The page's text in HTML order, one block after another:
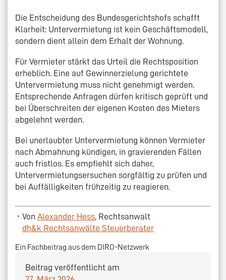
Die Entscheidung des Bundesgerichtshofs schafft
Klarheit: Untervermietung ist kein Geschäftsmodell,
sondern dient allein dem Erhalt der Wohnung.
Für Vermieter stärkt das Urteil die Rechtsposition
erheblich. Eine auf Gewinnerzielung gerichtete
Untervermietung muss nicht genehmigt werden.
Entsprechende Anfragen dürfen kritisch geprüft und
bei Überschreiten der eigenen Kosten des Mieters
abgelehnt werden.
Bei unerlaubter Untervermietung können Vermieter
nach Abmahnung kündigen, in gravierenden Fällen
auch fristlos. Es empfiehlt sich daher,
Untervermietungsersuchen sorgfältig zu prüfen und
bei Auffälligkeiten frühzeitig zu reagieren.
Von Alexander Hess , Rechtsanwalt
dh&k Rechtsanwälte Steuerberater
Ein Fachbeitrag aus dem DIRO-Netzwerk
Beitrag veröffentlicht am